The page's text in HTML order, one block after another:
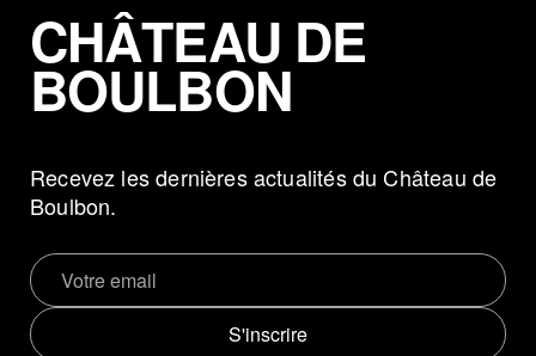
CHÂTEAU DE
BOULBON
Recevez les dernières actualités du Château de
Boulbon.
S'inscrire